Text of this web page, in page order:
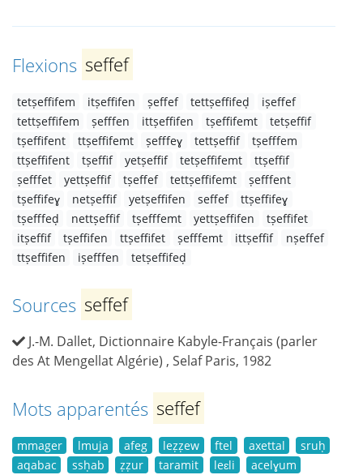
Flexions seffef
tetṣeffifem itṣeffifen ṣeffef tettṣeffifeḍ
iṣeffef
tettṣeffifem
ṣefffen ittṣeffifen tṣeffifemt
tetṣeffif
tṣeffifent
ttṣeffifemt ṣefffeɣ tettṣeffif
tṣefffem
ttṣeffifent
tṣeffif yetṣeffif tetṣeffifemt
ttṣeffif
ṣefffet
yettṣeffif tṣeffef tettṣeffifemt
ṣefffent
tṣeffifeɣ
netṣeffif yetṣeffifen seffef
ttṣeffifeɣ
tṣefffeḍ
nettṣeffif tṣefffemt yettṣeffifen
tṣeffifet
itṣeffif
tṣeffifen ttṣeffifet ṣefffemt ittṣeffif
nṣeffef
ttṣeffifen
iṣefffen tetṣeffifeḍ
Sources seffef
J.-M. Dallet, Dictionnaire Kabyle-Français (parler
des At Mengellat Algérie) , Selaf Paris, 1982
Mots apparentés seffef
mmager lmuja afeg leẓẓew ftel axettal
sruḥ
aqabac
ssḥab ẓẓur taramit leɛli
acelɣum